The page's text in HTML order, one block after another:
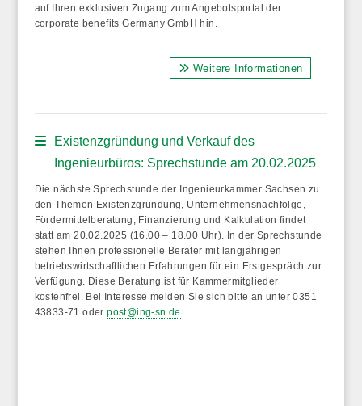
auf Ihren exklusiven Zugang zum Angebotsportal der
corporate benefits Germany GmbH hin.
Weitere Informationen
Existenzgründung und Verkauf des
Ingenieurbüros: Sprechstunde am 20.02.2025
Die nächste Sprechstunde der Ingenieurkammer Sachsen zu
den Themen Existenzgründung, Unternehmensnachfolge,
Fördermittelberatung, Finanzierung und Kalkulation findet
statt am 20.02.2025 (16.00 – 18.00 Uhr) . In der Sprechstunde
stehen Ihnen professionelle Berater mit langjährigen
betriebswirtschaftlichen Erfahrungen für ein Erstgespräch zur
Verfügung. Diese Beratung ist für Kammermitglieder
kostenfrei. Bei Interesse melden Sie sich bitte an unter 0351
43833-71 oderpost@ing-sn.de